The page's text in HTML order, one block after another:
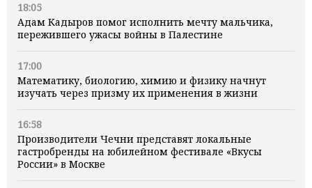
18:05
Адам Кадыров помог исполнить мечту мальчика,
пережившего ужасы войны в Палестине
17:00
Математику, биологию, химию и физику начнут
изучать через призму их применения в жизни
16:58
Производители Чечни представят локальные
гастробренды на юбилейном фестивале «Вкусы
России» в Москве